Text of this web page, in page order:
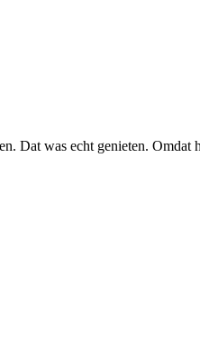
Dat was echt genieten. Omdat